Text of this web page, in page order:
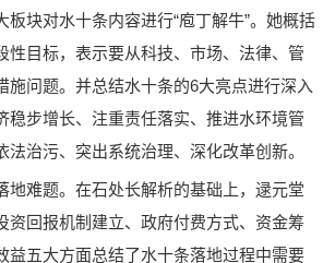
板块对水十条内容进行“庖丁解牛”。她概括
性目标，表示要从科技、市场、法律、管
施问题。并总结水十条的6大亮点进行深入
稳步增长、注重责任落实、推进水环境管
法治污、突出系统治理、深化改革创新。
地难题。 在石处长解析的基础上，逯元堂
资回报机制建立、政府付费方式、资金筹
益五大方面总结了水十条落地过程中需要